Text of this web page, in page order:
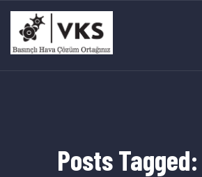
Posts Tagged: